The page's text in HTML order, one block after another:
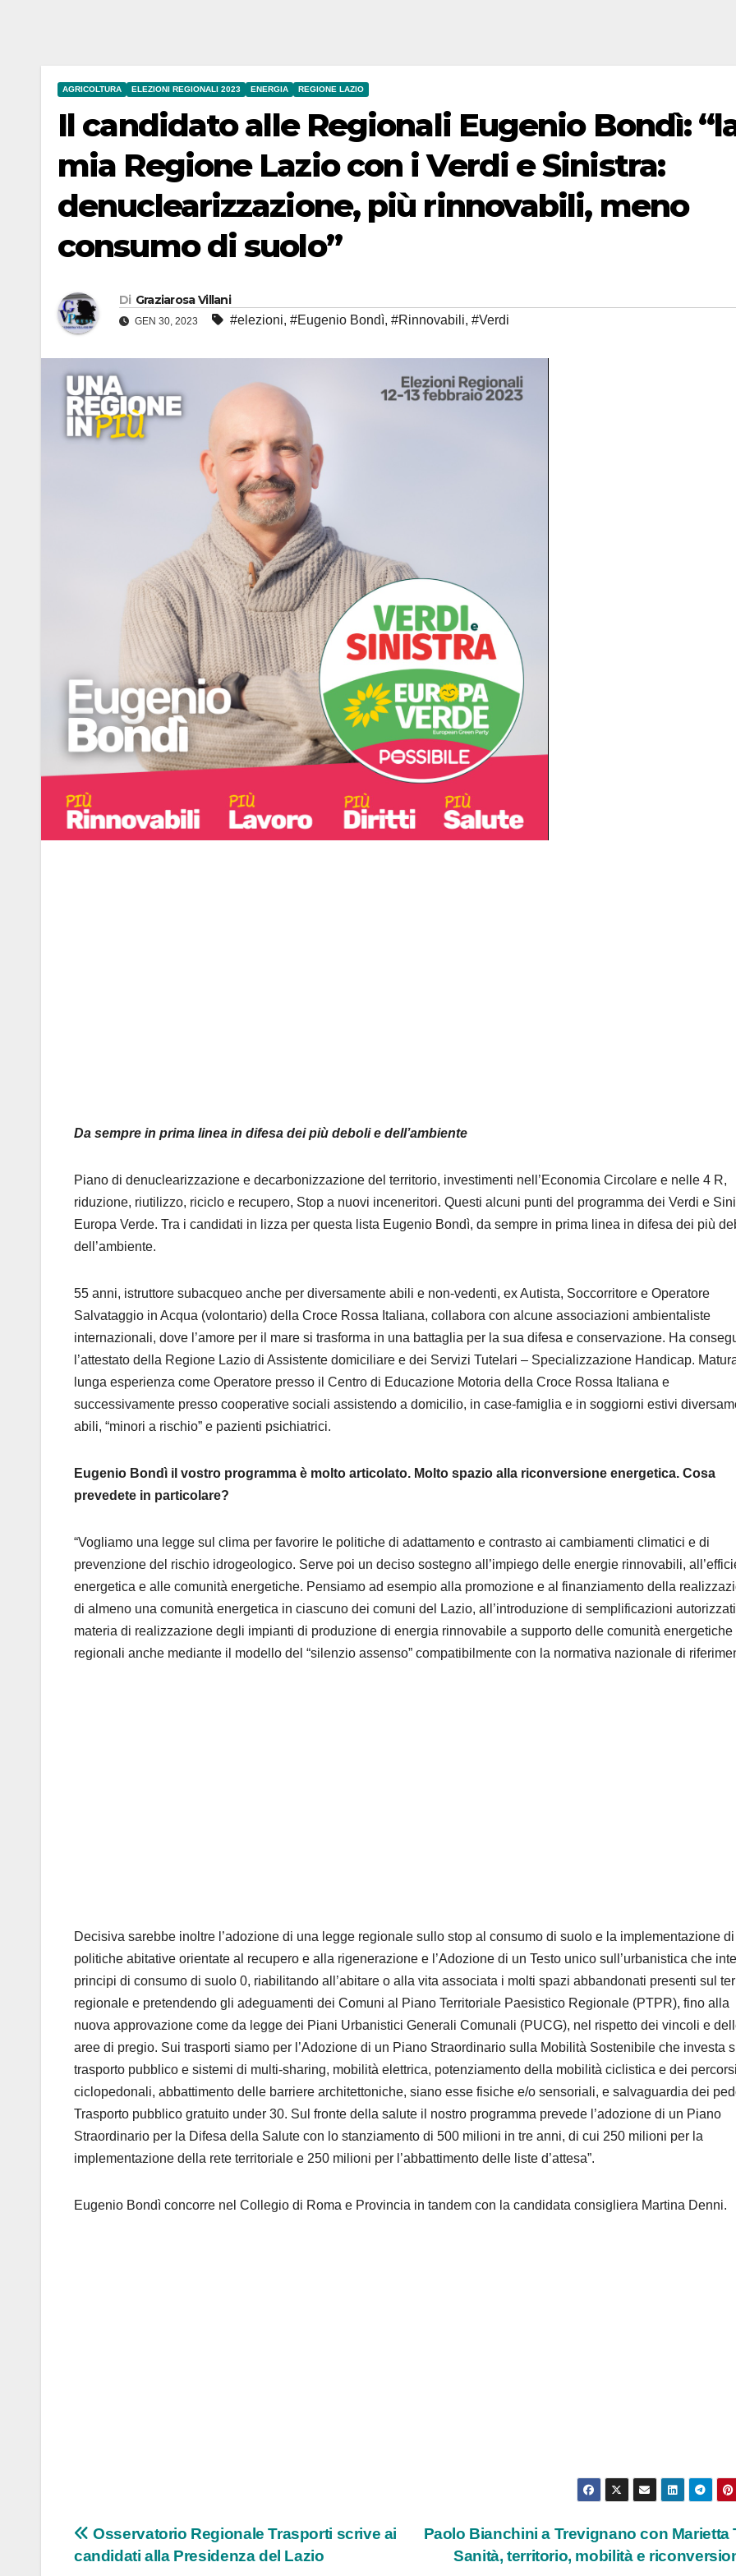
AGRICOLTURA ELEZIONI REGIONALI 2023 ENERGIA REGIONE LAZIO
Il candidato alle Regionali Eugenio Bondì:
mia Regione Lazio con i Verdi e Sinistra:
denuclearizzazione, più rinnovabili, meno
consumo di suolo”
Di Graziarosa Villani
GEN 30, 2023 #elezioni, #Eugenio Bondì, #Rinnovabili, #Verdi
Da sempre in prima linea in difesa dei più deboli e dell’ambiente
Piano di denuclearizzazione e decarbonizzazione del territorio, investimenti nell’Economia Circolare e nelle 4 R,
riduzione, riutilizzo, riciclo e recupero, Stop a nuovi inceneritori. Questi alcuni punti del programma dei Verdi e
Europa Verde. Tra i candidati in lizza per questa lista Eugenio Bondì, da sempre in prima linea in difesa dei più
dell’ambiente.
55 anni, istruttore subacqueo anche per diversamente abili e non-vedenti, ex Autista, Soccorritore e Operatore
Salvataggio in Acqua (volontario) della Croce Rossa Italiana, collabora con alcune associazioni ambientaliste
internazionali, dove l’amore per il mare si trasforma in una battaglia per la sua difesa e conservazione. Ha
l’attestato della Regione Lazio di Assistente domiciliare e dei Servizi Tutelari – Specializzazione Handicap.
lunga esperienza come Operatore presso il Centro di Educazione Motoria della Croce Rossa Italiana e
successivamente presso cooperative sociali assistendo a domicilio, in case-famiglia e in soggiorni estivi
abili, “minori a rischio” e pazienti psichiatrici.
Eugenio Bondì il vostro programma è molto articolato. Molto spazio alla riconversione energetica. Cosa
prevedete in particolare?
“Vogliamo una legge sul clima per favorire le politiche di adattamento e contrasto ai cambiamenti climatici e di
prevenzione del rischio idrogeologico. Serve poi un deciso sostegno all’impiego delle energie rinnovabili,
energetica e alle comunità energetiche. Pensiamo ad esempio alla promozione e al finanziamento della
di almeno una comunità energetica in ciascuno dei comuni del Lazio, all’introduzione di semplificazioni
materia di realizzazione degli impianti di produzione di energia rinnovabile a supporto delle comunità energetiche
regionali anche mediante il modello del “silenzio assenso” compatibilmente con la normativa nazionale di
Decisiva sarebbe inoltre l’adozione di una legge regionale sullo stop al consumo di suolo e la implementazione di
politiche abitative orientate al recupero e alla rigenerazione e l’Adozione di un Testo unico sull’urbanistica che
principi di consumo di suolo 0, riabilitando all’abitare o alla vita associata i molti spazi abbandonati presenti sul
regionale e pretendendo gli adeguamenti dei Comuni al Piano Territoriale Paesistico Regionale (PTPR), fino alla
nuova approvazione come da legge dei Piani Urbanistici Generali Comunali (PUCG), nel rispetto dei vincoli e
aree di pregio. Sui trasporti siamo per l’Adozione di un Piano Straordinario sulla Mobilità Sostenibile che investa
trasporto pubblico e sistemi di multi-sharing, mobilità elettrica, potenziamento della mobilità ciclistica e dei percorsi
ciclopedonali, abbattimento delle barriere architettoniche, siano esse fisiche e/o sensoriali, e salvaguardia dei
Trasporto pubblico gratuito under 30. Sul fronte della salute il nostro programma prevede l’adozione di un Piano
Straordinario per la Difesa della Salute con lo stanziamento di 500 milioni in tre anni, di cui 250 milioni per la
implementazione della rete territoriale e 250 milioni per l’abbattimento delle liste d’attesa”.
Eugenio Bondì concorre nel Collegio di Roma e Provincia in tandem con la candidata consigliera Martina Denni.
Navigazione
Paolo Bianchini a Trevignano con Marietta
Sanità, territorio, mobilità e
Osservatorio Regionale Trasporti scrive ai
candidati alla Presidenza del Lazio